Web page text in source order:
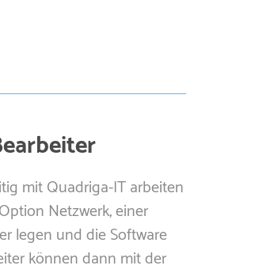
mit Quadriga-IT arbeiten
Netzwerk, einer
legen und die Software
können dann mit der